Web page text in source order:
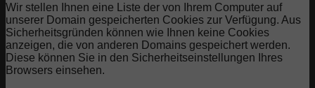
Wir stellen Ihnen eine Liste der von Ihrem Computer auf
unserer Domain gespeicherten Cookies zur Verfügung. Aus
Sicherheitsgründen können wie Ihnen keine Cookies
anzeigen, die von anderen Domains gespeichert werden.
Diese können Sie in den Sicherheitseinstellungen Ihres
Browsers einsehen.